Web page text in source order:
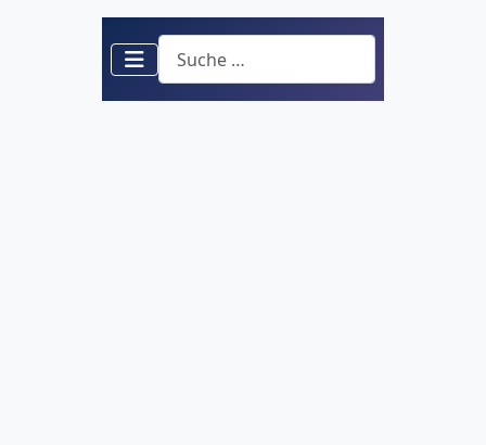
Suchen